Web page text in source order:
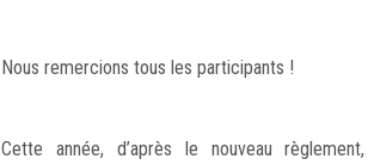
Nous remercions tous les participants !
Cette année, d’après le nouveau règlement,